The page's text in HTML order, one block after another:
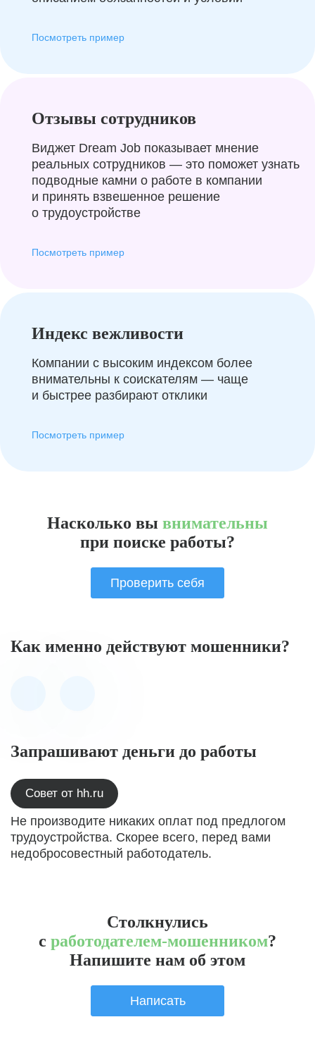
Посмотреть пример
Отзывы сотрудников
Виджет Dream Job показывает мнение
реальных сотрудников — это поможет узнать
подводные камни о работе в компании
и принять взвешенное решение
о трудоустройстве
Посмотреть пример
Индекс вежливости
Компании с высоким индексом более
внимательны к соискателям — чаще
и быстрее разбирают отклики
Посмотреть пример
Насколько вы внимательны
при поиске работы?
Проверить себя
Как именно действуют мошенники?
Запрашивают деньги до работы
Совет от hh.ru
Не производите никаких оплат под предлогом
трудоустройства. Скорее всего, перед вами
недобросовестный работодатель.
Столкнулись
с работодателем-мошенником?
Напишите нам об этом
Написать